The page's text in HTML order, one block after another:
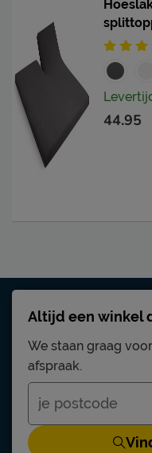
44.95
Altijd een winkel
We staan graag
afspraak.